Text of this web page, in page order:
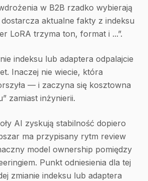
w B2B rzadko wybierają
dostarcza aktualne fakty z indeksu
LoRA trzyma ton, format i ...”.
indeksu lub adaptera odpalajcie
Inaczej nie wiecie, która
— i zaczyna się kosztowna
zamiast inżynierii.
AI zyskują stabilność dopiero
ma przypisany rytm review
model ownership pomiędzy
Punkt odniesienia dla tej
zmianie indeksu lub adaptera